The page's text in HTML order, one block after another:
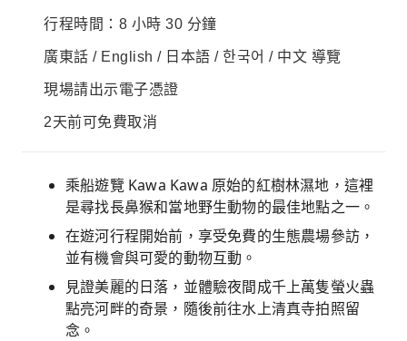
行程時間：8 小時 30 分鐘
廣東話 / English / 日本語 / 한국어 / 中文 導覽
現場請出示電子憑證
2天前可免費取消
乘船遊覽 Kawa Kawa 原始的紅樹林濕地，這裡
是尋找長鼻猴和當地野生動物的最佳地點之一。
在遊河行程開始前，享受免費的生態農場參訪，
並有機會與可愛的動物互動。
見證美麗的日落，並體驗夜間成千上萬隻螢火蟲
點亮河畔的奇景，隨後前往水上清真寺拍照留
念。